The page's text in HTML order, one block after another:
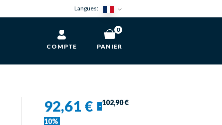
Langues:
COMPTE PANIER
0
92,61 €
-
10%
102,90 €